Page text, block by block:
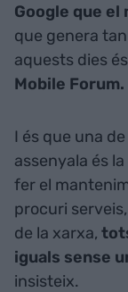
Google que
que genera
aquests dies
Mobile Forum.
I és que una
assenyala és
fer el
procuri
de la xarxa,
iguals sense
insisteix.